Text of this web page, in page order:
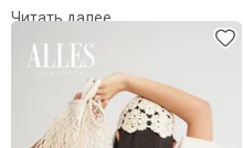
создавая идеально гладкий
Благодаря минимальному
исключают появление
юбками или платьями из
незаменимым выбором для